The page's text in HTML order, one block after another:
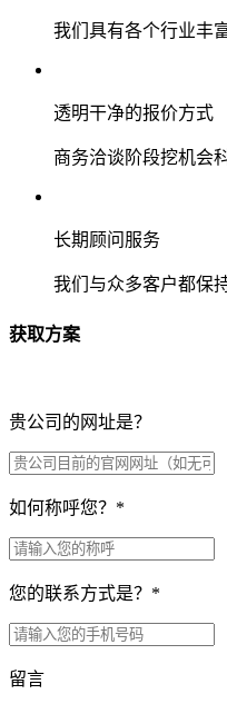
我们具有各个行业丰
透明干净的报价方式
商务洽谈阶段挖机会
长期顾问服务
我们与众多客户都保
获取方案
贵公司的网址是？
如何称呼您？ *
您的联系方式是？ *
留言